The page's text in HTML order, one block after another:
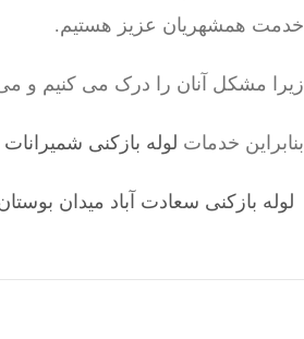
خدمت همشهریان عزیز هستیم.
زیرا مشکل آنان را درک می کنیم و
بنابراین خدمات لوله بازکنی شمیرانات
لوله بازکنی سعادت آباد میدان